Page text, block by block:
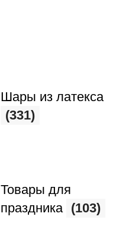
Шары из латекса
(331)
Товары для
праздника (103)